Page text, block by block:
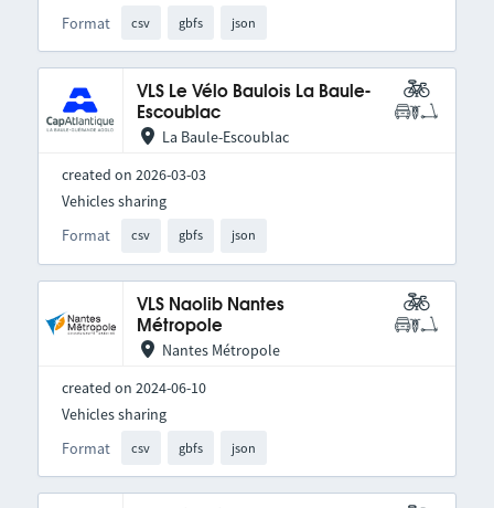
Format csv gbfs json
VLS Le Vélo Baulois La Baule-
Escoublac
La Baule-Escoublac
created on 2026-03-03
Format csv gbfs json
Vehicles sharing
VLS Naolib Nantes
Métropole
Nantes Métropole
created on 2024-06-10
Format csv gbfs json
Vehicles sharing